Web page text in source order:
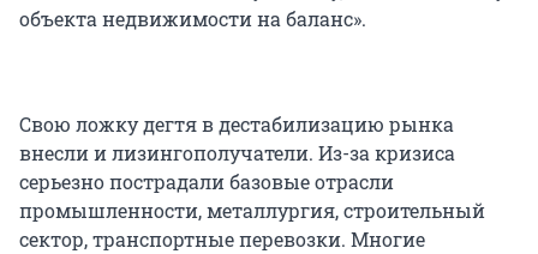
объекта недвижимости на баланс».
Свою ложку дегтя в дестабилизацию рынка
внесли и лизингополучатели. Из-за кризиса
серьезно пострадали базовые отрасли
промышленности, металлургия, строительный
сектор, транспортные перевозки. Многие